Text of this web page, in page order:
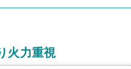
火力重視